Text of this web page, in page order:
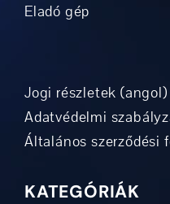
Eladó gép
Jogi részletek (angol)
Adatvédelmi
Általános szerződési
KATEGÓRIÁK